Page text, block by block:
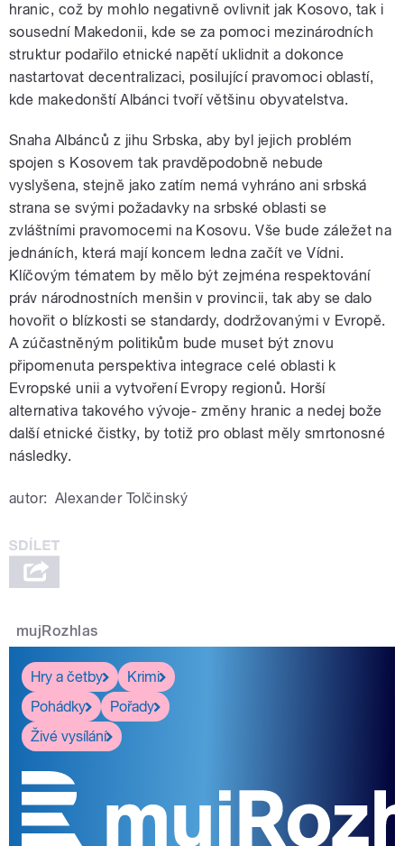
hranic, což by mohlo negativně ovlivnit jak Kosovo, tak i
sousední Makedonii, kde se za pomoci mezinárodních
struktur podařilo etnické napětí uklidnit a dokonce
nastartovat decentralizaci, posilující pravomoci oblastí,
kde makedonští Albánci tvoří většinu obyvatelstva.
Snaha Albánců z jihu Srbska, aby byl jejich problém
spojen s Kosovem tak pravděpodobně nebude
vyslyšena, stejně jako zatím nemá vyhráno ani srbská
strana se svými požadavky na srbské oblasti se
zvláštními pravomocemi na Kosovu. Vše bude záležet na
jednáních, která mají koncem ledna začít ve Vídni.
Klíčovým tématem by mělo být zejména respektování
práv národnostních menšin v provincii, tak aby se dalo
hovořit o blízkosti se standardy, dodržovanými v Evropě.
A zúčastněným politikům bude muset být znovu
připomenuta perspektiva integrace celé oblasti k
Evropské unii a vytvoření Evropy regionů. Horší
alternativa takového vývoje- změny hranic a nedej bože
další etnické čistky, by totiž pro oblast měly smrtonosné
následky.
autor: Alexander Tolčinský
mujRozhlas
Hry a četby
Krimi
Pohádky
Pořady
Živé vysílání